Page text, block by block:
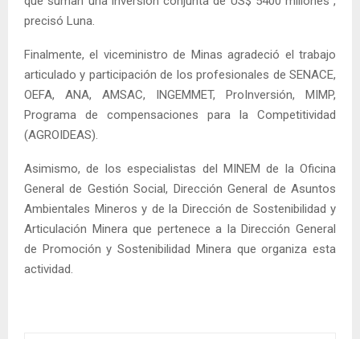
precisó Luna.
Finalmente, el viceministro de Minas agradeció el trabajo
articulado y participación de los profesionales de SENACE,
OEFA, ANA, AMSAC, INGEMMET, ProInversión, MIMP,
Programa de compensaciones para la Competitividad
(AGROIDEAS).
Asimismo, de los especialistas del MINEM de la Oficina
General de Gestión Social, Dirección General de Asuntos
Ambientales Mineros y de la Dirección de Sostenibilidad y
Articulación Minera que pertenece a la Dirección General
de Promoción y Sostenibilidad Minera que organiza esta
actividad.